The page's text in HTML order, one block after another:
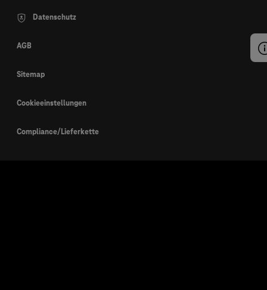
Datenschutz
AGB
Sitemap
Cookieeinstellungen
Compliance/Lieferkette